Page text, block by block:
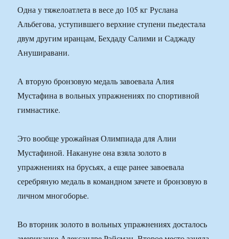
Одна у тяжелоатлета в весе до 105 кг Руслана
Альбегова, уступившего верхние ступени пьедестала
двум другим иранцам, Бехдаду Салими и Саджаду
Ануширавани.
А вторую бронзовую медаль завоевала Алия
Мустафина в вольных упражнениях по спортивной
гимнастике.
Это вообще урожайная Олимпиада для Алии
Мустафиной. Накануне она взяла золото в
упражнениях на брусьях, а еще ранее завоевала
серебряную медаль в командном зачете и бронзовую в
личном многоборье.
Во вторник золото в вольных упражнениях досталось